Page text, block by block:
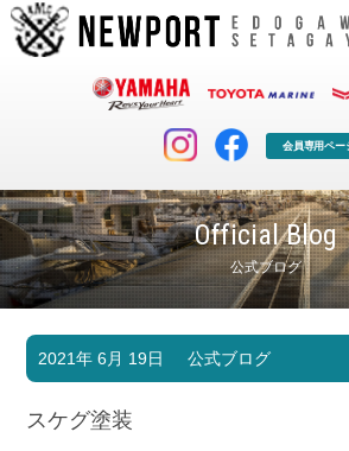
会員専用ペー
Official Blog
公式ブログ
マリンクラブ
マリンライフを堪能したい！
ボート免許
長年の実績と信頼！
2021年 6月 19日 公式ブログ
スケグ塗装